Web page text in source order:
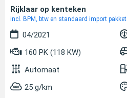
Rijklaar op kenteken
incl. BPM, btw en standaard import pakket
04/2021
160 PK (118 KW)
Automaat
25 g/km